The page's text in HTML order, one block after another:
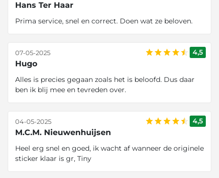
Hans Ter Haar
Prima service, snel en correct. Doen wat ze beloven.
4,5
Hugo
07-05-2025
Alles is precies gegaan zoals het is beloofd. Dus daar
ben ik blij mee en tevreden over.
4,5
M.C.M. Nieuwenhuijsen
04-05-2025
Heel erg snel en goed, ik wacht af wanneer de originele
sticker klaar is gr, Tiny